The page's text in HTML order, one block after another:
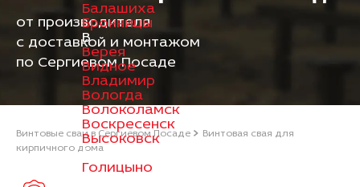
Балашиха
Бронницы
В
Верея
Видное
Владимир
Вологда
Волоколамск
Воскресенск
Высоковск
Г
Голицыно
от производителя
с доставкой и монтажом
по Сергиевом Посаде
Винтовые сваи в Сергиевом Посаде
Винтовая свая для
кирпичного дома